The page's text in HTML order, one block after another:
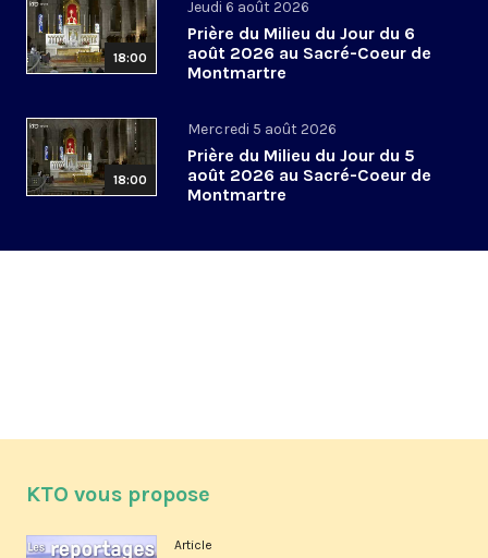
18:00
Jeudi 6 août 2026
Prière du Milieu du Jour du 6
août 2026 au Sacré-Coeur de
Montmartre
18:00
Mercredi 5 août 2026
Prière du Milieu du Jour du 5
août 2026 au Sacré-Coeur de
Montmartre
KTO vous propose
Article